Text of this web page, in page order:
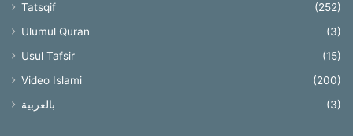
Tatsqif
(252)
Ulumul Quran
(3)
Usul Tafsir
(15)
Video Islami
(200)
بالعربية
(3)